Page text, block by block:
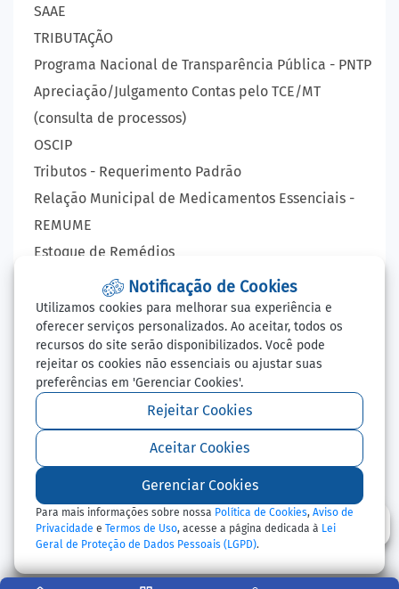
SAAE
TRIBUTAÇÃO
Programa Nacional de Transparência Pública - PNTP
Apreciação/Julgamento Contas pelo TCE/MT
(consulta de processos)
OSCIP
Tributos - Requerimento Padrão
Relação Municipal de Medicamentos Essenciais -
REMUME
Estoque de Remédios
VIGILÂNCIA EPIDEMIOLÓGICA
Lista de Espera - Consultas, Exames e Cirurgia
LAUDO VIRTUAL - RAIO X
Balcão de Empregos
Perguntas Frequentes
Redefinir Cookies
Todos os Direitos Reservados - Prefeitura Municipal
de Ipiranga do Norte - 2026
Notificação de Cookies
Utilizamos cookies para melhorar sua experiência e
oferecer serviços personalizados. Ao aceitar, todos os
recursos do site serão disponibilizados. Você pode
rejeitar os cookies não essenciais ou ajustar suas
preferências em 'Gerenciar Cookies'.
Rejeitar Cookies
Aceitar Cookies
Gerenciar Cookies
Para mais informações sobre nossa Política de Cookies, Aviso de
Privacidade e Termos de Uso, acesse a página dedicada à Lei
Geral de Proteção de Dados Pessoais (LGPD).